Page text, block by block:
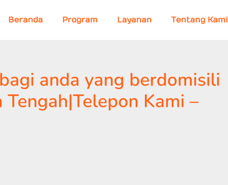
Beranda Program Layanan Tentang Kami
anda yang berdomisili
Kami –